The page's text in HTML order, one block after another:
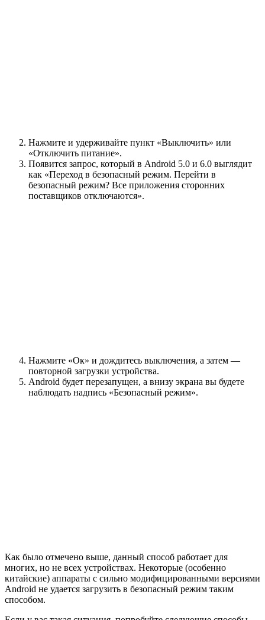
Нажмите и удерживайте пункт «Выключить» или
«Отключить питание».
Появится запрос, который в Android 5.0 и 6.0 выглядит
как «Переход в безопасный режим. Перейти в
безопасный режим? Все приложения сторонних
поставщиков отключаются».
Нажмите «Ок» и дождитесь выключения, а затем —
повторной загрузки устройства.
Android будет перезапущен, а внизу экрана вы будете
наблюдать надпись «Безопасный режим».
Как было отмечено выше, данный способ работает для
многих, но не всех устройствах. Некоторые (особенно
китайские) аппараты с сильно модифицированными версиями
Android не удается загрузить в безопасный режим таким
способом.